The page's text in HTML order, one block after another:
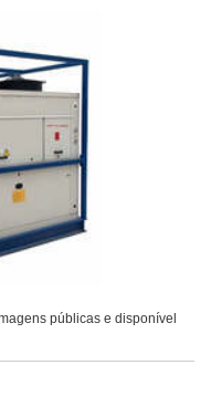
públicas e disponível